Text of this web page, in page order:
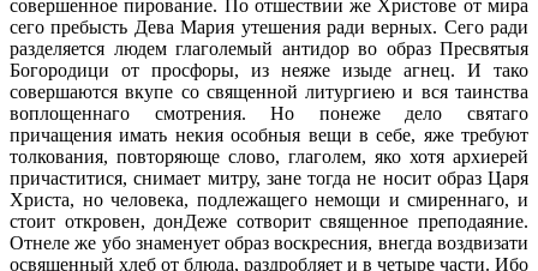
совершенное пирование. По отшествии же Христове от мира
сего пребысть Дева Мария утешения ради верных. Сего ради
разделяется людем глаголемый антидор во образ Пресвятыя
Богородици от просфоры, из неяже изыде агнец. И тако
совершаются вкупе со священной литургиею и вся таинства
воплощеннаго смотрения. Но понеже дело святаго
причащения имать некия особныя вещи в себе, яже требуют
толкования, повторяюще слово, глаголем, яко хотя архиерей
причаститися, снимает митру, зане тогда не носит образ Царя
Христа, но человека, подлежащего немощи и смиреннаго, и
стоит откровен, донДеже сотворит священное преподаяние.
Отнеле же убо знаменует образ воскресния, внегда воздвизати
освященный хлеб от блюда, раздробляет и в четыре части. Ибо